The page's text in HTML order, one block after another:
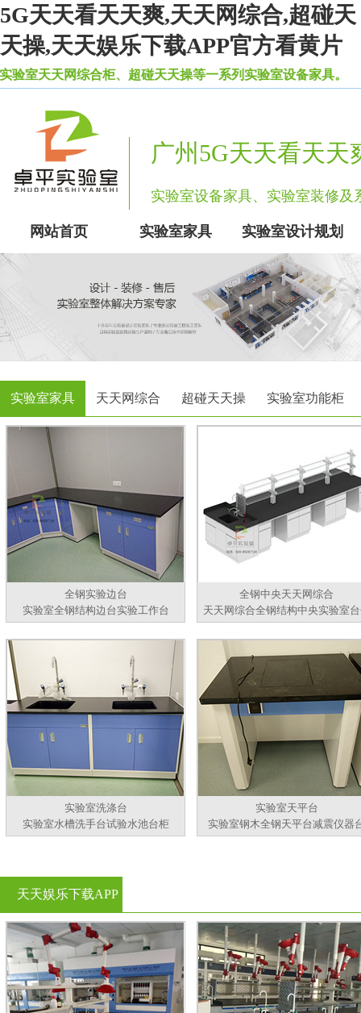
5G天天看天天爽,天天网综合,超碰天
天操,天天娱乐下载APP官方看黄片
综合柜、超碰天天操等一系列实验室设备家具。
广州5G天天看天
实验室设备家具、实验室装修
网站首页 实验室家具 实验室设计规划
实验室家具 天天网综合 超碰天天操 实验室功能柜
全钢实验边台
实验室全钢结构边台实验工作台
全钢中央天天网综合
天天网综合全钢结构中央实验室
实验室洗涤台
实验室水槽洗手台试验水池台柜
实验室天平台
实验室钢木全钢天平台减震仪器
天天娱乐下载APP
官方看黄片